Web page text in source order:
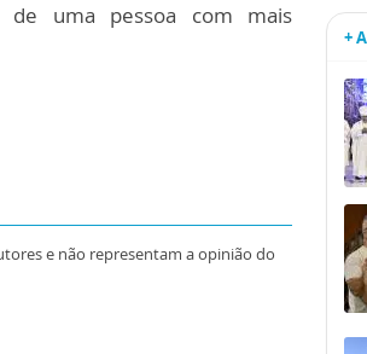
de uma pessoa com mais
e não representam a opinião do
+